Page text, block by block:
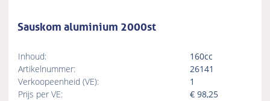
Sauskom aluminium 2000st
Inhoud:
160cc
Artikelnummer:
26141
Verkoopeenheid (VE):
1
Prijs per VE:
€98,25